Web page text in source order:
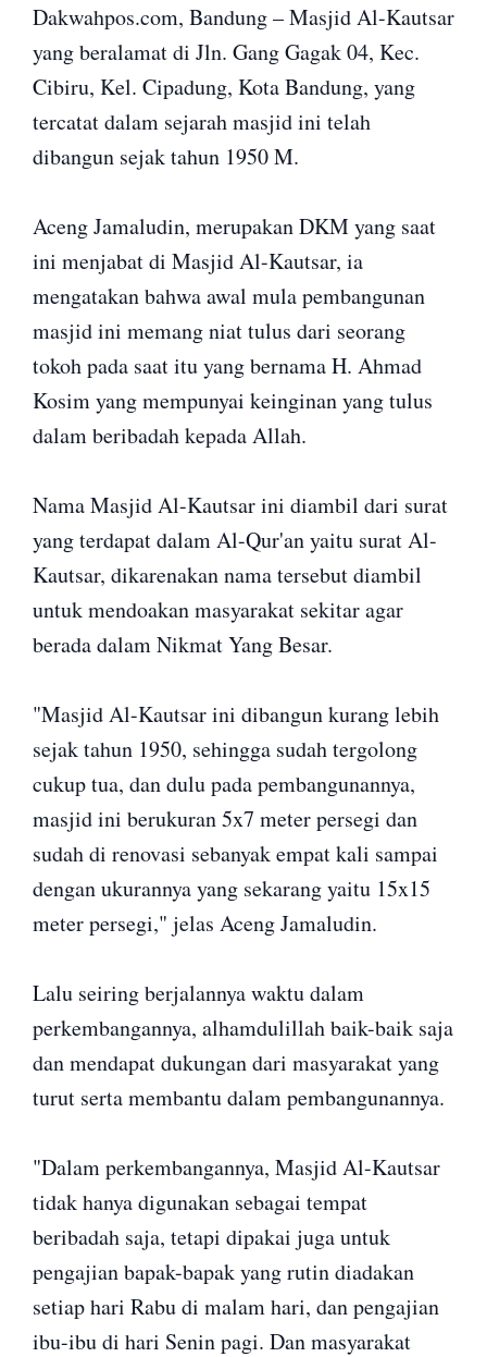
Dakwahpos.com, Bandung – Masjid Al-Kautsar
yang beralamat di Jln. Gang Gagak 04, Kec.
Cibiru, Kel. Cipadung, Kota Bandung, yang
tercatat dalam sejarah masjid ini telah
dibangun sejak tahun 1950 M.
Aceng Jamaludin, merupakan DKM yang saat
ini menjabat di Masjid Al-Kautsar, ia
mengatakan bahwa awal mula pembangunan
masjid ini memang niat tulus dari seorang
tokoh pada saat itu yang bernama H. Ahmad
Kosim yang mempunyai keinginan yang tulus
dalam beribadah kepada Allah.
Nama Masjid Al-Kautsar ini diambil dari surat
yang terdapat dalam Al-Qur'an yaitu surat Al-
Kautsar, dikarenakan nama tersebut diambil
untuk mendoakan masyarakat sekitar agar
berada dalam Nikmat Yang Besar.
"Masjid Al-Kautsar ini dibangun kurang lebih
sejak tahun 1950, sehingga sudah tergolong
cukup tua, dan dulu pada pembangunannya,
masjid ini berukuran 5x7 meter persegi dan
sudah di renovasi sebanyak empat kali sampai
dengan ukurannya yang sekarang yaitu 15x15
meter persegi," jelas Aceng Jamaludin.
Lalu seiring berjalannya waktu dalam
perkembangannya, alhamdulillah baik-baik saja
dan mendapat dukungan dari masyarakat yang
turut serta membantu dalam pembangunannya.
"Dalam perkembangannya, Masjid Al-Kautsar
tidak hanya digunakan sebagai tempat
beribadah saja, tetapi dipakai juga untuk
pengajian bapak-bapak yang rutin diadakan
setiap hari Rabu di malam hari, dan pengajian
ibu-ibu di hari Senin pagi. Dan masyarakat